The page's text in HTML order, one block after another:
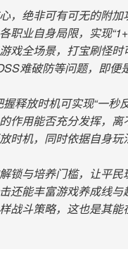
，绝非可有可无的附
业自身局限，实现
全场景，打宝刷怪时
难破防等问题，即便
释放时机可实现“一秒
作用能否充分发挥，
时机，同时依据自身
锁与培养门槛，让平
还能丰富游戏养成线
战斗策略，这也是其